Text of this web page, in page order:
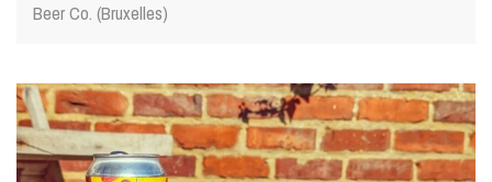
Beer Co. (Bruxelles)